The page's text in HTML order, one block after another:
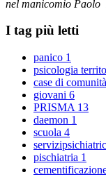
nel manicomio
I tag più letti
panico 1
psicologia
case di comunità
giovani 6
PRISMA 13
daemon 1
scuola 4
pischiatria 1